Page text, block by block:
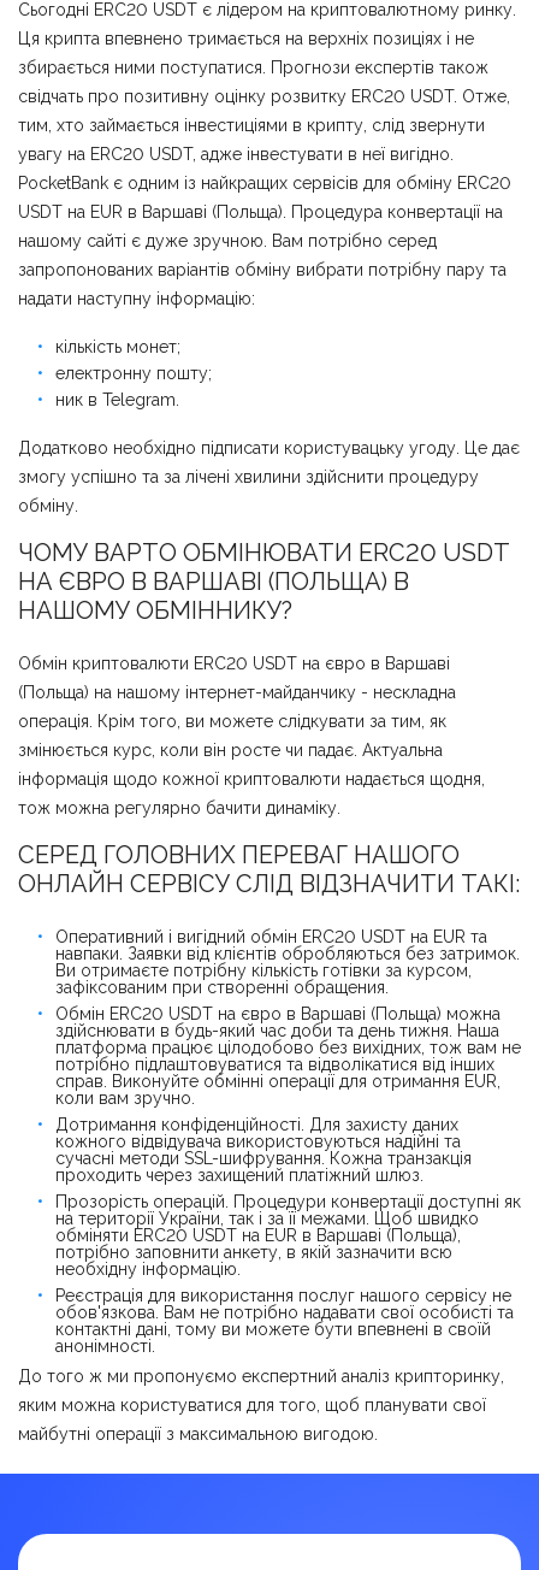
Сьогодні ERC20 USDT є лідером на криптовалютному ринку.
Ця крипта впевнено тримається на верхніх позиціях і не
збирається ними поступатися. Прогнози експертів також
свідчать про позитивну оцінку розвитку ERC20 USDT. Отже,
тим, хто займається інвестиціями в крипту, слід звернути
увагу на ERC20 USDT, адже інвестувати в неї вигідно.
PocketBank є одним із найкращих сервісів для обміну ERC20
USDT на EUR в Варшаві (Польща). Процедура конвертації на
нашому сайті є дуже зручною. Вам потрібно серед
запропонованих варіантів обміну вибрати потрібну пару та
надати наступну інформацію:
кількість монет;
електронну пошту;
ник в Telegram.
Додатково необхідно підписати користувацьку угоду. Це дає
змогу успішно та за лічені хвилини здійснити процедуру
обміну.
ЧОМУ ВАРТО ОБМІНЮВАТИ ERC20 USDT
НА ЄВРО В ВАРШАВІ (ПОЛЬЩА) В
НАШОМУ ОБМІННИКУ?
Обмін криптовалюти ERC20 USDT на євро в Варшаві
(Польща) на нашому інтернет-майданчику - нескладна
операція. Крім того, ви можете слідкувати за тим, як
змінюється курс, коли він росте чи падає. Актуальна
інформація щодо кожної криптовалюти надається щодня,
тож можна регулярно бачити динаміку.
СЕРЕД ГОЛОВНИХ ПЕРЕВАГ НАШОГО
ОНЛАЙН СЕРВІСУ СЛІД ВІДЗНАЧИТИ ТАКІ:
Оперативний і вигідний обмін ERC20 USDT на EUR та
навпаки. Заявки від клієнтів обробляються без затримок.
Ви отримаєте потрібну кількість готівки за курсом,
зафіксованим при створенні обращения.
Обмін ERC20 USDT на євро в Варшаві (Польща) можна
здійснювати в будь-який час доби та день тижня. Наша
платформа працює цілодобово без вихідних, тож вам не
потрібно підлаштовуватися та відволікатися від інших
справ. Виконуйте обмінні операції для отримання EUR,
коли вам зручно.
Дотримання конфіденційності. Для захисту даних
кожного відвідувача використовуються надійні та
сучасні методи SSL-шифрування. Кожна транзакція
проходить через захищений платіжний шлюз.
Прозорість операцій. Процедури конвертації доступні як
на території України, так і за її межами. Щоб швидко
обміняти ERC20 USDT на EUR в Варшаві (Польща),
потрібно заповнити анкету, в якій зазначити всю
необхідну інформацію.
Реєстрація для використання послуг нашого сервісу не
обов'язкова. Вам не потрібно надавати свої особисті та
контактні дані, тому ви можете бути впевнені в своїй
анонімності.
До того ж ми пропонуємо експертний аналіз крипторинку,
яким можна користуватися для того, щоб планувати свої
майбутні операції з максимальною вигодою.